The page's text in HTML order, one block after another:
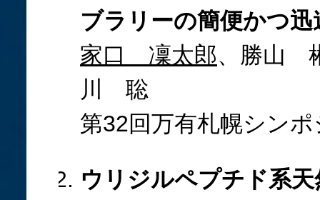
ブラリーの簡便かつ迅
家口 凜太郎、勝山
川 聡
第32回万有札幌シン
ウリジルペプチド系